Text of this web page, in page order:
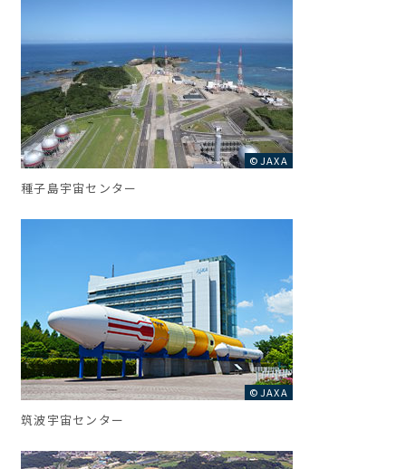
©JAXA
種子島宇宙センター
©JAXA
筑波宇宙センター